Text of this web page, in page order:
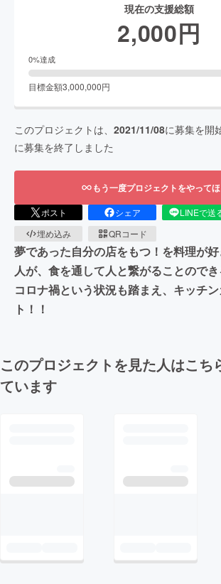
現在の支援総額
2,000円
0%達成
目標金額3,000,000円
このプロジェクトは、 2021/11/08に募集を開
に募集を終了しました
もう一度プロジェクトをやって
ポスト シェア LINEで送
埋め込み
QRコード
夢であった自分の店をもつ！を料理が
人が、食を通して人と繋がることのでき
コロナ禍という状況も踏まえ、キッチ
ト！！
このプロジェクトを見た人はこち
ています